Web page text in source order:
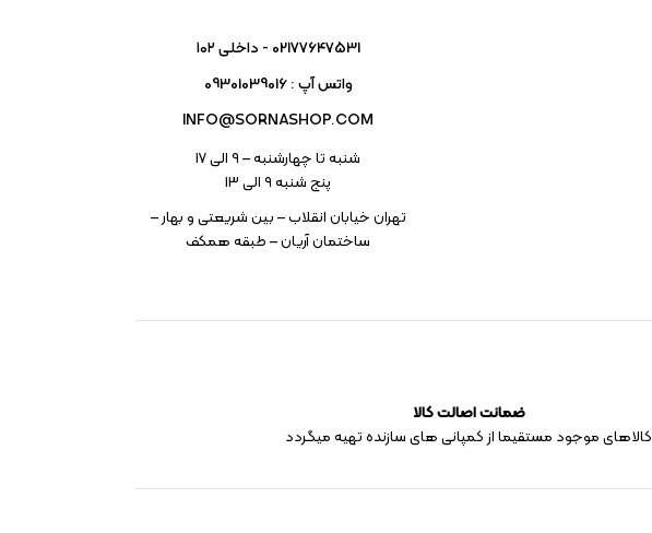
02177647531 - داخلی ۱۰۲
واتس آپ : 09301039016
INFO@SORNASHOP.COM
شنبه تا چهارشنبه – ۹ الی 17
پنج شنبه ۹ الی 13
تهران خیابان انقلاب – بین شریعتی و بهار –
ساختمان آریان – طبقه همکف
ضمانت اصالت کالا
کالاهای موجود مستقیما از کمپانی های سازنده تهیه میگردد